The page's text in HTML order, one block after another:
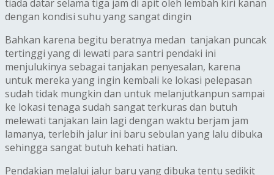
tiada datar selama tiga jam di apit oleh lembah kiri kanan
dengan kondisi suhu yang sangat dingin
Bahkan karena begitu beratnya medan tanjakan puncak
tertinggi yang di lewati para santri pendaki ini
menjulukinya sebagai tanjakan penyesalan, karena
untuk mereka yang ingin kembali ke lokasi pelepasan
sudah tidak mungkin dan untuk melanjutkanpun sampai
ke lokasi tenaga sudah sangat terkuras dan butuh
melewati tanjakan lain lagi dengan waktu berjam jam
lamanya, terlebih jalur ini baru sebulan yang lalu dibuka
sehingga sangat butuh kehati hatian.
Pendakian melalui jalur baru yang dibuka tentu sedikit